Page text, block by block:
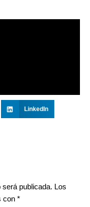
LinkedIn
publicada. Los
con *